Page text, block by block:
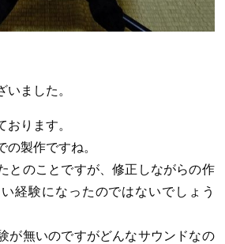
いました。
おります。
の製作ですね。
とのことですが、修正しながらの作
経験になったのではないでしょう
が無いのですがどんなサウンドなの